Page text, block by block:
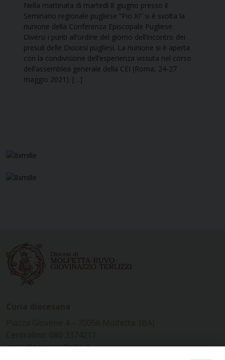
Nella mattinata di martedì 8 giugno presso il
Seminario regionale pugliese “Pio XI” si è svolta la
riunione della Conferenza Episcopale Pugliese.
Diversi i punti all’ordine del giorno dell’incontro dei
presuli delle Diocesi pugliesi. La riunione si è aperta
con la condivisione dell’esperienza vissuta nel corso
dell’assemblea generale della CEI (Roma, 24-27
maggio 2021): […]
www.diocesimolfetta.it –